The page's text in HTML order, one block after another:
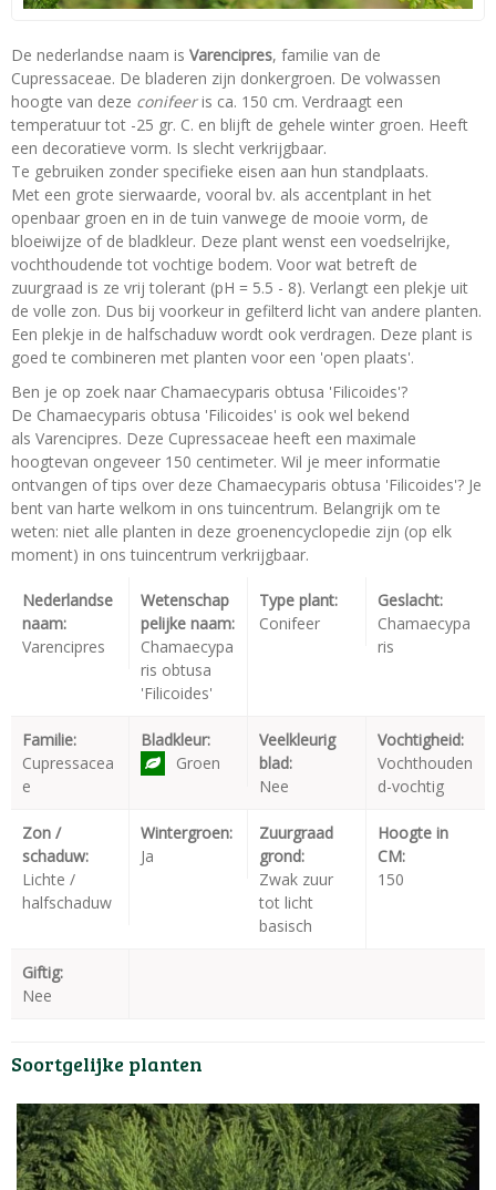
De nederlandse naam is Varencipres, familie van de
Cupressaceae. De bladeren zijn donkergroen. De volwassen
hoogte van deze conifeeris ca. 150 cm. Verdraagt een
temperatuur tot -25 gr. C. en blijft de gehele winter groen. Heeft
een decoratieve vorm. Is slecht verkrijgbaar.
Te gebruiken zonder specifieke eisen aan hun standplaats.
Met een grote sierwaarde, vooral bv. als accentplant in het
openbaar groen en in de tuin vanwege de mooie vorm, de
bloeiwijze of de bladkleur. Deze plant wenst een voedselrijke,
vochthoudende tot vochtige bodem. Voor wat betreft de
zuurgraad is ze vrij tolerant (pH = 5.5 - 8). Verlangt een plekje uit
de volle zon. Dus bij voorkeur in gefilterd licht van andere planten.
Een plekje in de halfschaduw wordt ook verdragen. Deze plant is
goed te combineren met planten voor een 'open plaats'.
Ben je op zoek naar Chamaecyparis obtusa 'Filicoides'?
De Chamaecyparis obtusa 'Filicoides' is ook wel bekend
als Varencipres. Deze Cupressaceae heeft een maximale
hoogtevan ongeveer 150 centimeter. Wil je meer informatie
ontvangen of tips over deze Chamaecyparis obtusa 'Filicoides'? Je
bent van harte welkom in ons tuincentrum. Belangrijk om te
weten: niet alle planten in deze groenencyclopedie zijn (op elk
moment) in ons tuincentrum verkrijgbaar.
Nederlandse
naam:
Varencipres
Wetenschap
pelijke naam:
Chamaecypa
ris obtusa
'Filicoides'
Type plant:
Conifeer
Geslacht:
Chamaecypa
ris
Familie:
Cupressacea
e
Bladkleur:
Groen
Veelkleurig
blad:
Nee
Vochtigheid:
Vochthouden
d-vochtig
Zon /
schaduw:
Lichte /
halfschaduw
Wintergroen:
Ja
Zuurgraad
grond:
Zwak zuur
tot licht
basisch
Hoogte in
CM:
150
Giftig:
Nee
Soortgelijke planten